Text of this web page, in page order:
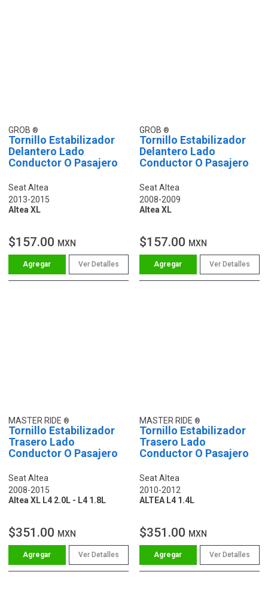
GROB
Tornillo Estabilizador
Delantero Lado
Conductor O Pasajero
Seat Altea
2013-2015
Altea XL
$157.00 MXN
Ver Detalles
GROB
Tornillo Estabilizador
Delantero Lado
Conductor O Pasajero
Seat Altea
2008-2009
Altea XL
$157.00 MXN
Ver Detalles
MASTER RIDE
Tornillo Estabilizador
Trasero Lado
Conductor O Pasajero
Seat Altea
2008-2015
Altea XL L4 2.0L - L4 1.8L
$351.00 MXN
Ver Detalles
MASTER RIDE
Tornillo Estabilizador
Trasero Lado
Conductor O Pasajero
Seat Altea
2010-2012
ALTEA L4 1.4L
$351.00 MXN
Ver Detalles